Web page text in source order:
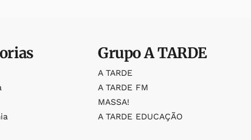
GrupoA TARDE
A TARDE
A TARDE FM
MASSA!
A TARDE EDUCAÇÃO